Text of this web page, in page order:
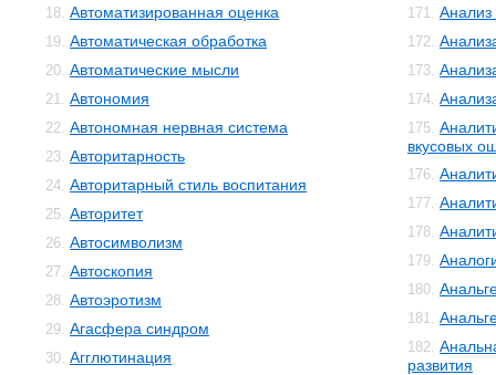
18. Автоматизированная оценка
19. Автоматическая обработка
20. Автоматические мысли
21. Автономия
22. Автономная нервная система
23. Авторитарность
24. Авторитарный стиль воспитания
25. Авторитет
26. Автосимволизм
27. Автоскопия
28. Автоэротизм
29. Агасфера синдром
30. Агглютинация
171. Анализ
172.
173.
174.
175.
вкусовых
176.
177.
178.
179.
180.
181.
182.
развития